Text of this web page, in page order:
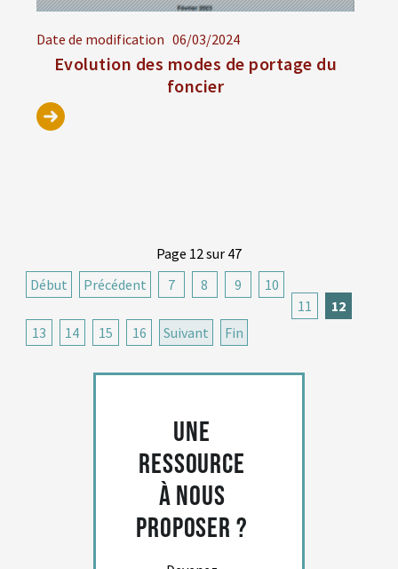
Date de modification 06/03/2024
Evolution des modes de portage du
foncier
Page 12 sur 47
Début
Précédent 7 8 9
10
11
12
13
14 15 16 Suivant Fin
Une
ressource
à nous
proposer ?